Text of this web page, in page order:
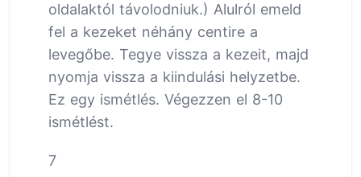
oldalaktól távolodniuk.) Alulról emeld
fel a kezeket néhány centire a
levegőbe. Tegye vissza a kezeit, majd
nyomja vissza a kiindulási helyzetbe.
Ez egy ismétlés. Végezzen el 8-10
ismétlést.
7